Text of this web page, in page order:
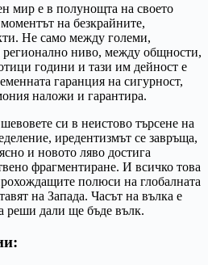
мир е в полунощта на своето
на безкрайните,
Не само между големи,
ниво, между общности,
години и тази им дейност е
гаранция на сигурност,
наложи и гарантира.
си в неистово търсене на
иредентизмът се завръща,
и новото ляво достига
фрагментиране. И всичко това
полюси на глобалната
на Запада. Часът на вълка е
реши дали ще бъде вълк.